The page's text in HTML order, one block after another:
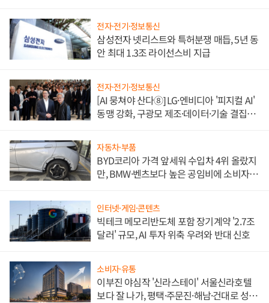
전자·전기·정보통신
삼성전자 넷리스트와 특허분쟁 매듭, 5년 동
안 최대 1.3조 라이선스비 지급
전자·전기·정보통신
[AI 뭉쳐야 산다⑧] LG·엔비디아 '피지컬 AI'
동맹 강화, 구광모 제조·데이터·기술 결집
자동차·부품
BYD코리아 가격 앞세워 수입차 4위 올랐지
만, BMW·벤츠보다 높은 공임비에 소비자
인터넷·게임·콘텐츠
빅테크 메모리반도체 포함 장기계약 '2.7조
달러' 규모, AI 투자 위축 우려와 반대 신호
소비자·유통
이부진 야심작 '신라스테이' 서울신라호텔
보다 잘 나가, 평택·주문진·해남·건대로 성